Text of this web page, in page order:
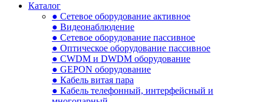
Каталог
● Сетевое оборудование активное
● Видеонаблюдение
● Сетевое оборудование пассивное
● Оптическое оборудование пассивное
● CWDM и DWDM оборудование
● GEPON оборудование
● Кабель витая пара
● Кабель телефонный, интерфейсный и